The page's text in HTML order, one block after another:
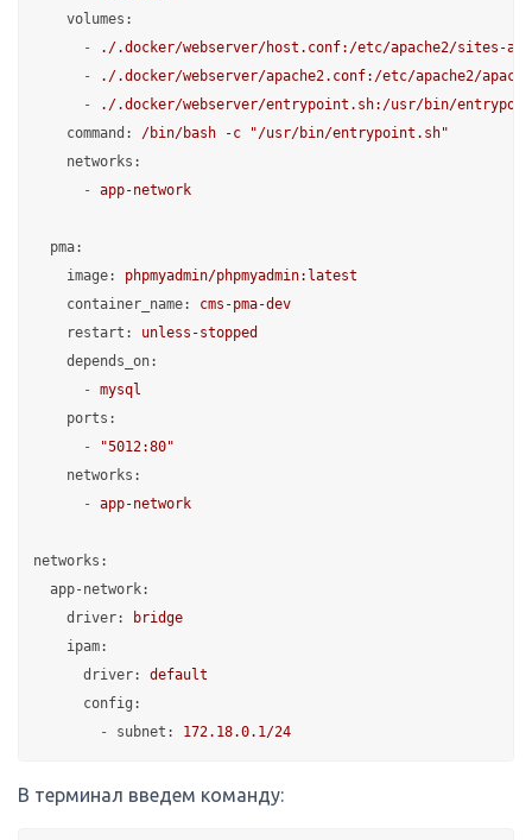
volumes:
-
./.docker/webserver/host.conf:/etc/apache2/sites-
-
./.docker/webserver/apache2.conf:/etc/apache2/
-
./.docker/webserver/entrypoint.sh:/usr/bin/
command:
/bin/bash -c
"/usr/bin/entrypoint.sh"
networks:
- app-network
pma:
image:
phpmyadmin/phpmyadmin:latest
container_name:
cms-pma-dev
restart:
unless-stopped
depends_on:
- mysql
ports:
-
"5012:80"
networks:
- app-network
networks:
app-network:
driver:
bridge
ipam:
driver:
default
config:
-
subnet: 172.18.0.1 /24
В терминал введем команду: